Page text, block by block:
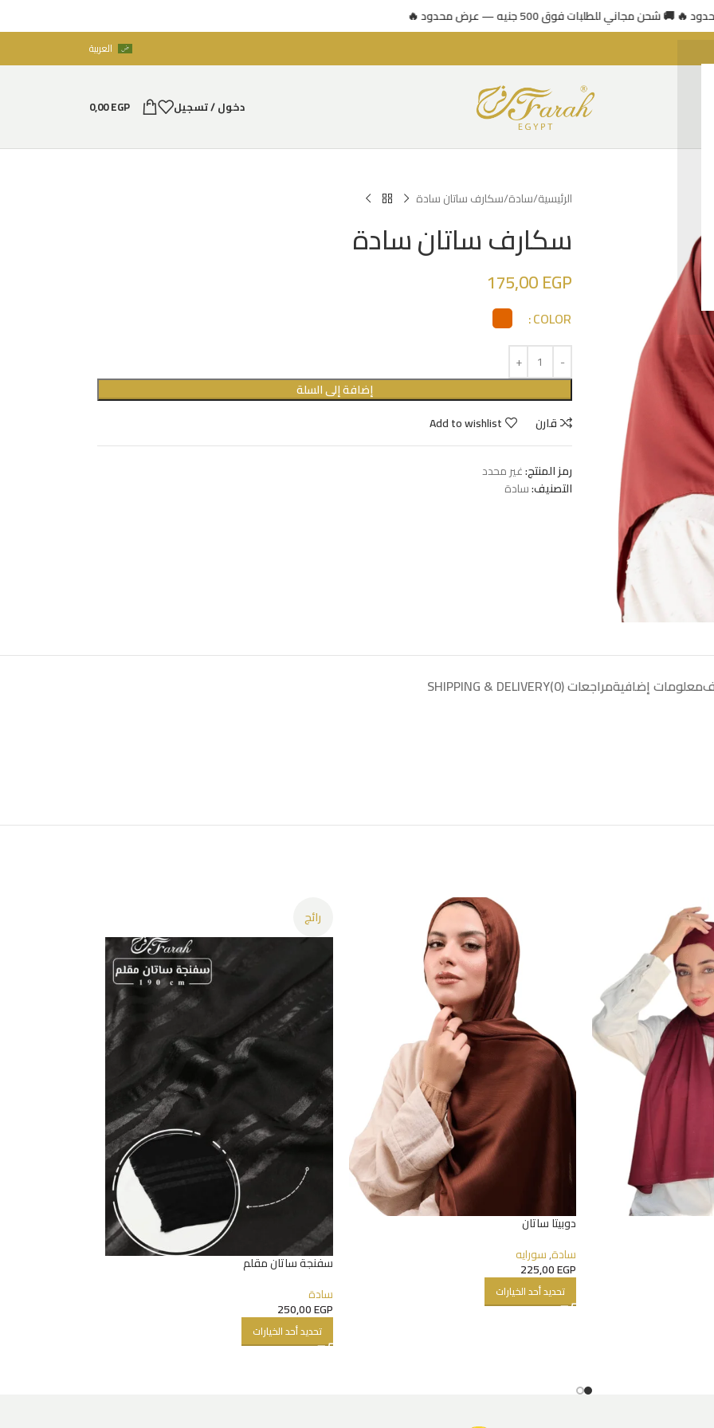
🚚 شحن مجاني للطلبات فوق 500 جنيه — عرض محدود 🔥
العربية
دخول / تسجيل 0,00EGP
الرئيسية سادة سكارف ساتان سادة
سكارف ساتان سادة
175,00EGP
COLOR
إضافة إلى السلة
قارن
Add to wishlist
رمز المنتج:غير محدد
التصنيف:سادة
معلومات إضافيةمراجعات (0) SHIPPING & DELIVERY
دوبيتا ساتان
سادة,سورايه
225,00EGP
تحديد أحد الخيارات
رائج
سفنجة ساتان مقلم
سادة
250,00EGP
تحديد أحد الخيارات